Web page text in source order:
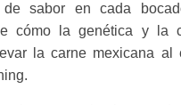
de sabor en cada
cómo la genética y la
la carne mexicana al